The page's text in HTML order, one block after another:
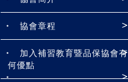
協會章程
加入補習教育暨品保協會有
何優點